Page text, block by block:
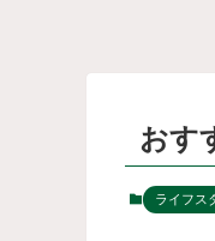
おす
ライフス